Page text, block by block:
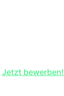
Jetzt bewerben!